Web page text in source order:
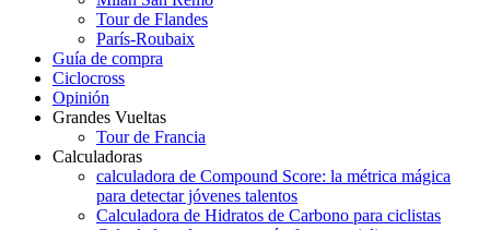
Tour de Flandes
París-Roubaix
Guía de compra
Ciclocross
Opinión
Grandes Vueltas
Tour de Francia
Calculadoras
calculadora de Compound Score: la métrica mágica
para detectar jóvenes talentos
Calculadora de Hidratos de Carbono para ciclistas